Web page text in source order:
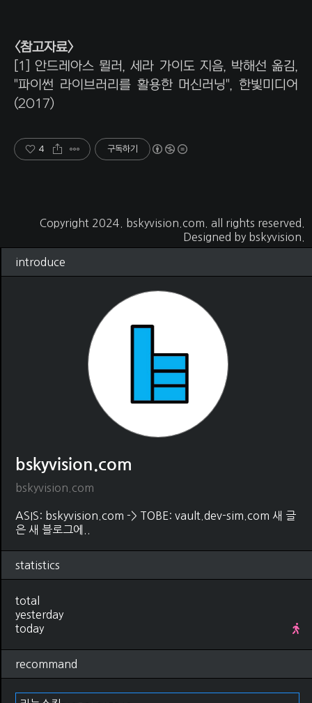
<참고자료>
[1] 안드레아스 뮐러, 세라 가이도 지음, 박해선 옮김,
"파이썬 라이브러리를 활용한 머신러닝", 한빛미디어
(2017)
4 구독하기
Copyright 2024. bskyvision.com . all rights reserved.
Designed by bskyvision.
introduce
bskyvision.com
bskyvision.com
ASIS: bskyvision.com -> TOBE: vault.dev-sim.com 새 글
은 새 블로그에..
statistics
total
yesterday
today
recommand